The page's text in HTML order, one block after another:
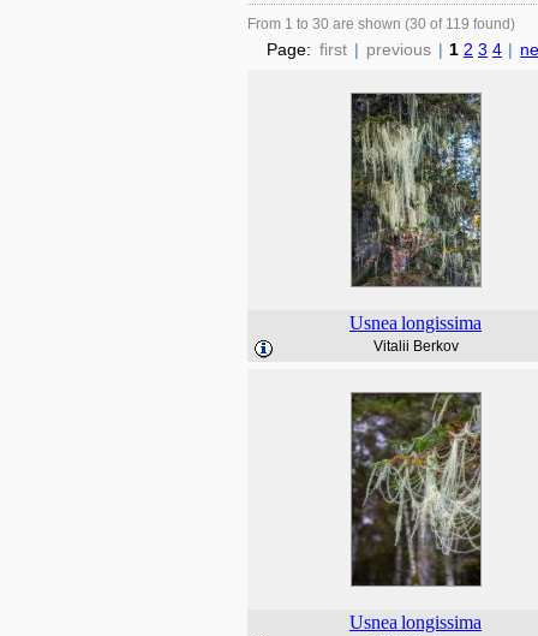
From 1 to 30 are shown (30 of 119 found)
Page: first | previous | 1 2 3 4 |
Usnea longissima
Vitalii Berkov
Usnea longissima